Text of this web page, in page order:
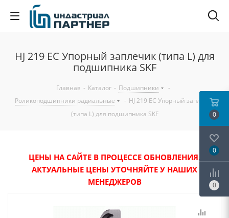
HJ 219 EC Упорный заплечик (типа L) для
подшипника SKF
Главная - Каталог - Подшипники
-
Роликоподшипники радиальные
- HJ 219 EC Упорный заплечик
(типа L) для подшипника SKF
ЦЕНЫ НА САЙТЕ В ПРОЦЕССЕ ОБНОВЛЕНИЯ.
АКТУАЛЬНЫЕ ЦЕНЫ УТОЧНЯЙТЕ У НАШИХ
МЕНЕДЖЕРОВ
0
0
0